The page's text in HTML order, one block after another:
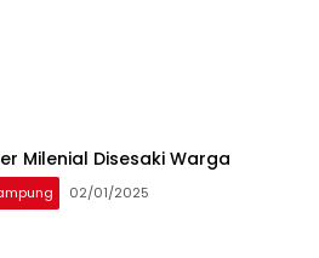
Milenial Disesaki Warga
02/01/2025